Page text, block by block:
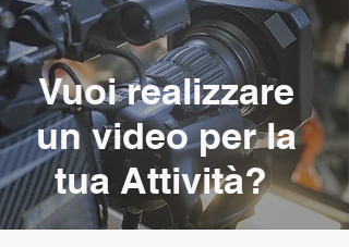
Vuoi realizzare
un video per la
tua Attività?